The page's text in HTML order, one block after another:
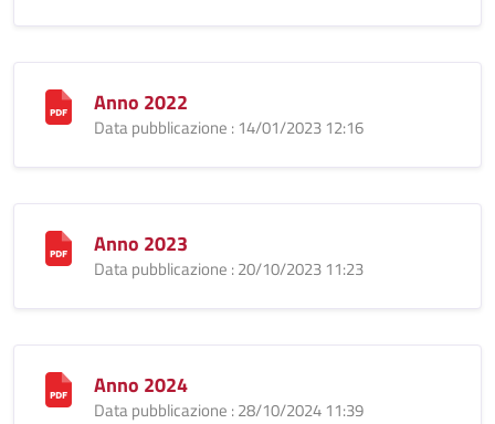
Anno 2022
Data pubblicazione : 14/01/2023 12:16
Anno 2023
Data pubblicazione : 20/10/2023 11:23
Anno 2024
Data pubblicazione : 28/10/2024 11:39